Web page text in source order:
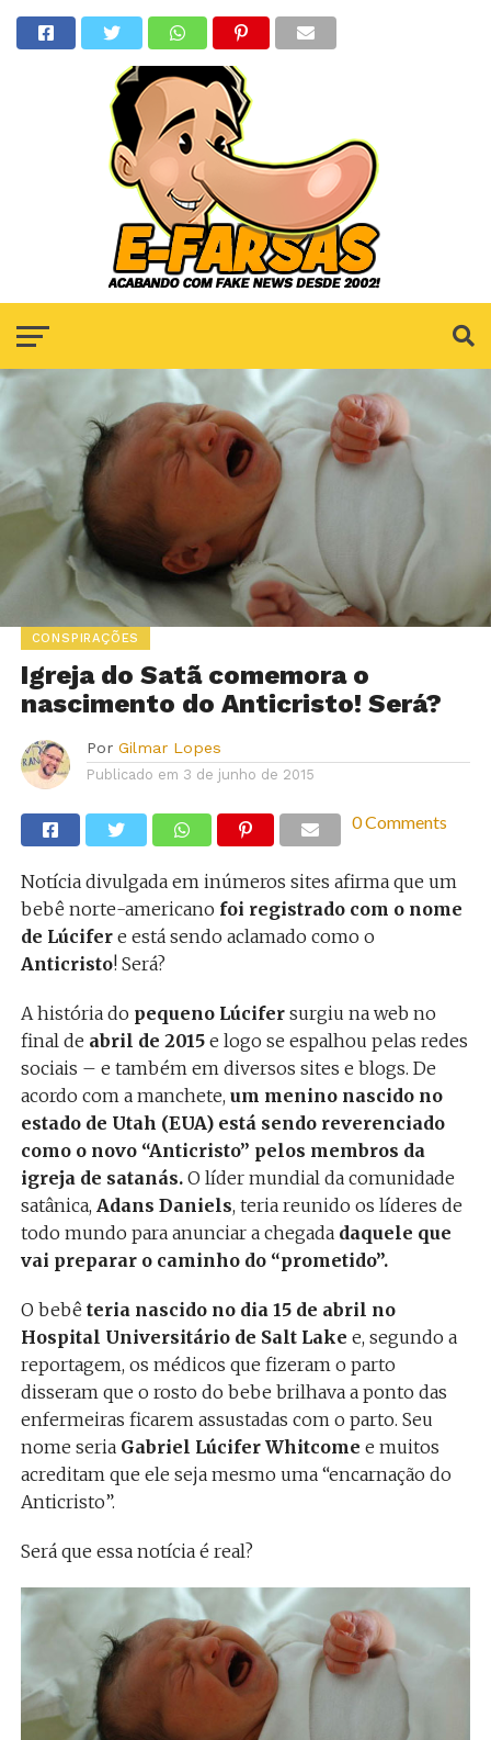
CONSPIRAÇÕES
Igreja do Satã comemora o
nascimento do Anticristo! Será?
Por Gilmar Lopes
Publicado em 3 de junho de 2015
0 Comments
Notícia divulgada em inúmeros sites afirma que um
bebê norte-americano foi registrado com o nome
de Lúcifere está sendo aclamado como o
Anticristo! Será?
A história do pequeno Lúcifersurgiu na web no
final de abril de 2015e logo se espalhou pelas redes
sociais – e também em diversos sites e blogs. De
acordo com a manchete, um menino nascido no
estado de Utah (EUA) está sendo reverenciado
como o novo “Anticristo” pelos membros da
igreja de satanás.O líder mundial da comunidade
satânica, Adans Daniels, teria reunido os líderes de
todo mundo para anunciar a chegada daquele que
vai preparar o caminho do “prometido”.
O bebê teria nascido no dia 15 de abril no
Hospital Universitário de Salt Lake e, segundo a
reportagem, os médicos que fizeram o parto
disseram que o rosto do bebe brilhava a ponto das
enfermeiras ficarem assustadas com o parto. Seu
nome seria Gabriel Lúcifer Whitcome e muitos
acreditam que ele seja mesmo uma “encarnação do
Anticristo”.
Será que essa notícia é real?